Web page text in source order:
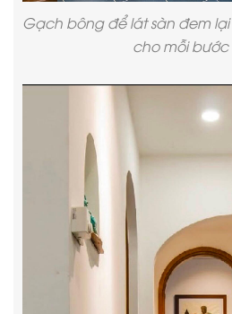
Gạch bông để lát sàn đem
cho mỗi